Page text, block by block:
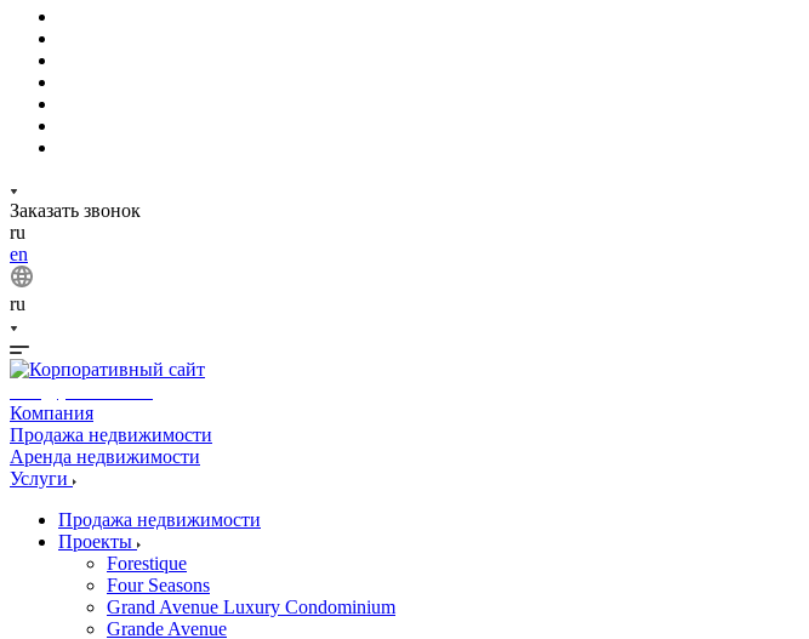
Заказать звонок
ru
en
ru
Компания
Продажа недвижимости
Аренда недвижимости
Услуги
Продажа недвижимости
Проекты
Forestique
Four Seasons
Grand Avenue Luxury Condominium
Grande Avenue